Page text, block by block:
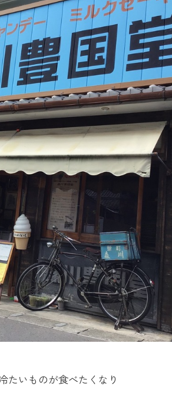
たいものが食べたくなり